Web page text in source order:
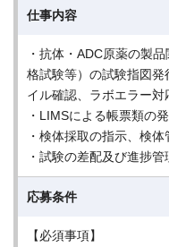
仕事内容
・抗体・ADC原薬の製
格試験等）の試験指図
イル確認、ラボエラー対
・LIMSによる帳票類の
・検体採取の指示、検体
・試験の差配及び進捗管
応募条件
【必須事項】